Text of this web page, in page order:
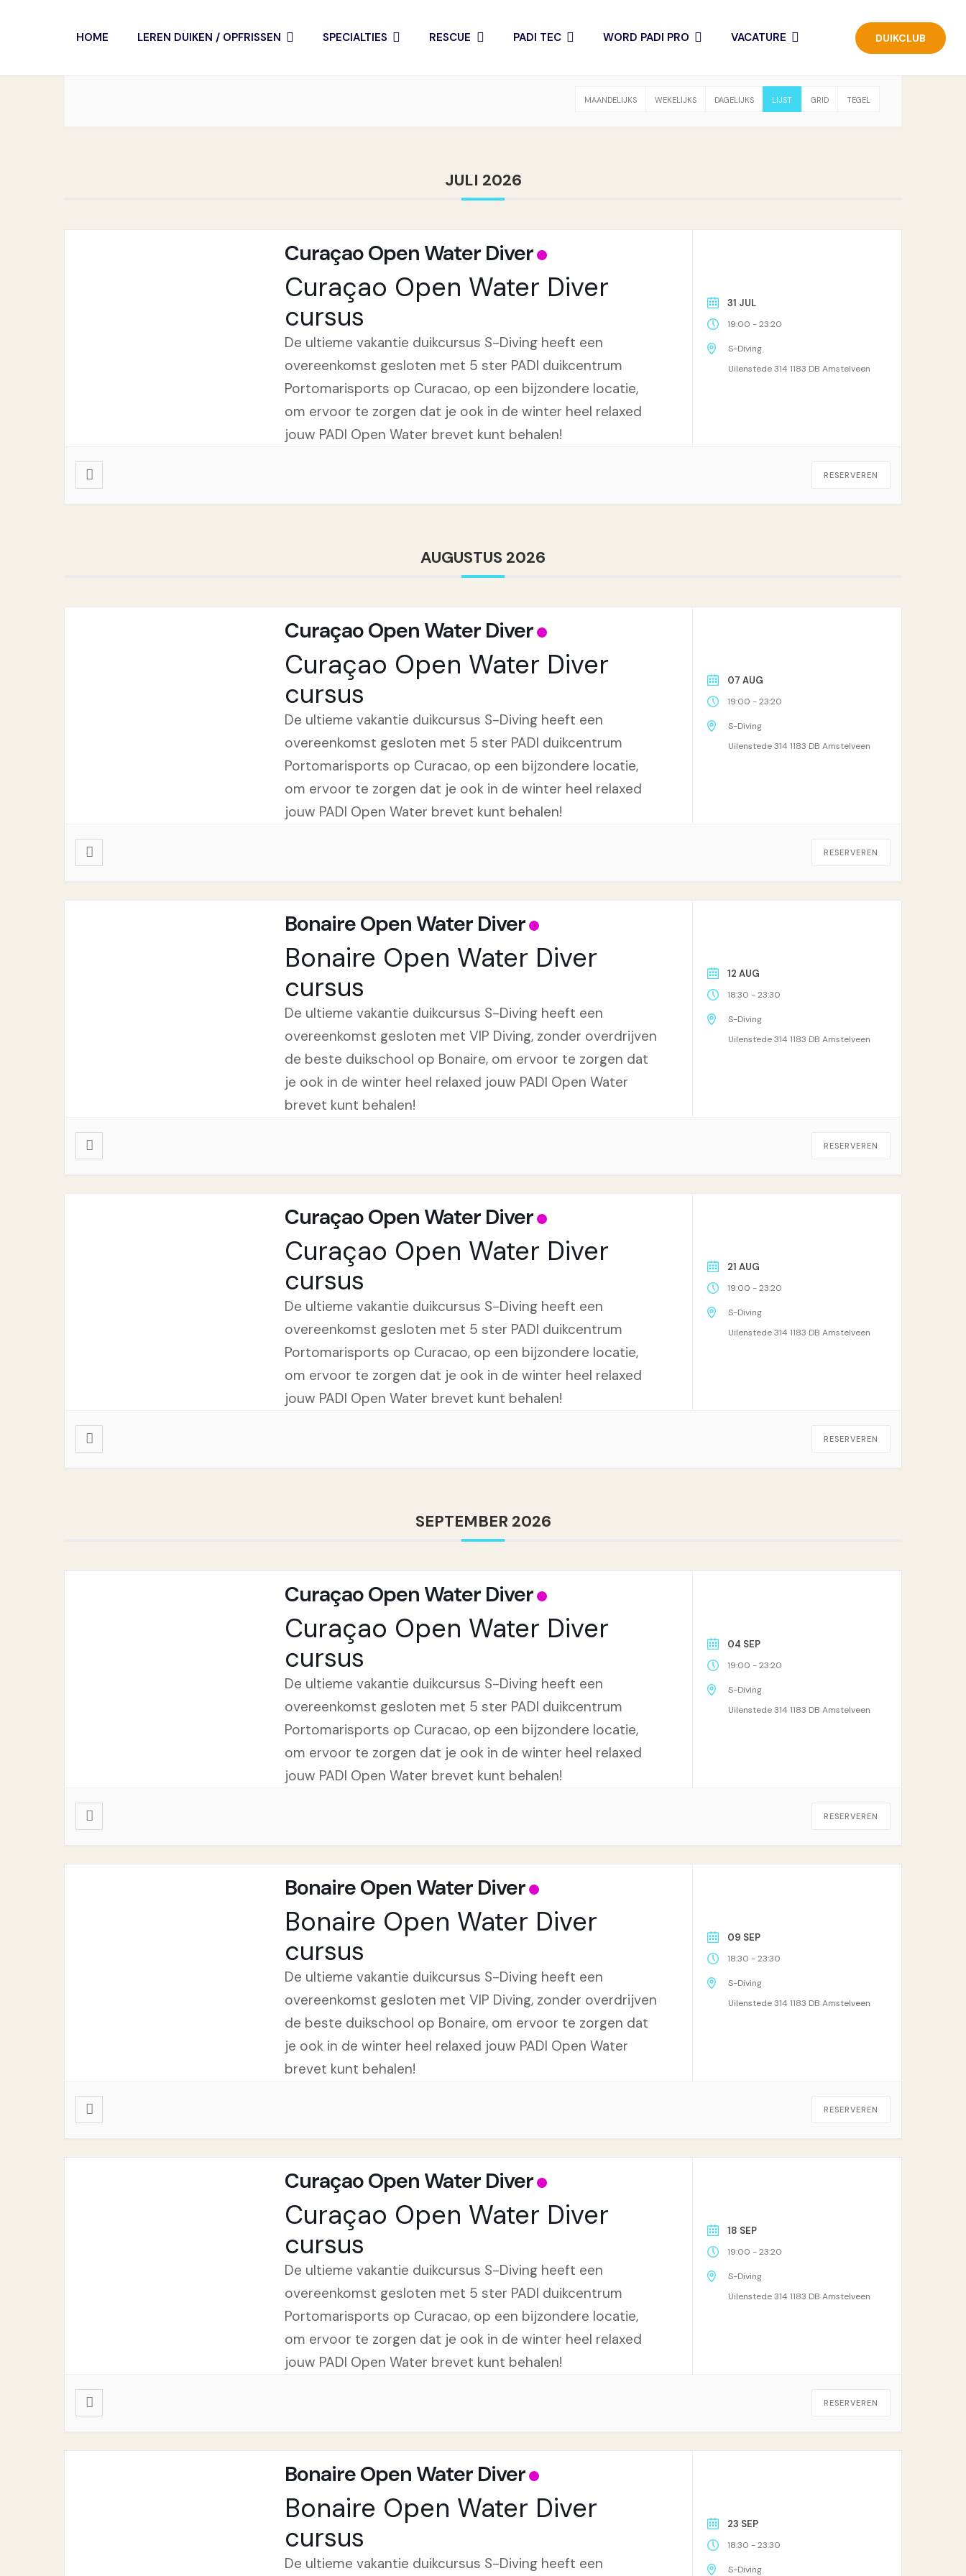
HOME LEREN DUIKEN / OPFRISSEN SPECIALTIES RESCUE PADI TEC WORD PADI PRO VACATURE DUIKCLUB
Vakantiecursus
MAANDELIJKS WEKELIJKS DAGELIJKS LIJST GRID TEGEL
JULI 2026
Curaçao Open Water Diver
Curaçao Open Water Diver
cursus
De ultieme vakantie duikcursus S-Diving heeft een
overeenkomst gesloten met 5 ster PADI duikcentrum
Portomarisports op Curacao, op een bijzondere locatie,
om ervoor te zorgen dat je ook in de winter heel relaxed
jouw PADI Open Water brevet kunt behalen!
31 JUL
19:00 -23:20
S-Diving
Uilenstede 314 1183 DB Amstelveen
RESERVEREN
AUGUSTUS 2026
Curaçao Open Water Diver
Curaçao Open Water Diver
cursus
De ultieme vakantie duikcursus S-Diving heeft een
overeenkomst gesloten met 5 ster PADI duikcentrum
Portomarisports op Curacao, op een bijzondere locatie,
om ervoor te zorgen dat je ook in de winter heel relaxed
jouw PADI Open Water brevet kunt behalen!
07 AUG
19:00 -23:20
S-Diving
Uilenstede 314 1183 DB Amstelveen
RESERVEREN
Bonaire Open Water Diver
Bonaire Open Water Diver
cursus
De ultieme vakantie duikcursus S-Diving heeft een
overeenkomst gesloten met VIP Diving, zonder overdrijven
de beste duikschool op Bonaire, om ervoor te zorgen dat
je ook in de winter heel relaxed jouw PADI Open Water
brevet kunt behalen!
12 AUG
18:30 -23:30
S-Diving
Uilenstede 314 1183 DB Amstelveen
RESERVEREN
Curaçao Open Water Diver
Curaçao Open Water Diver
cursus
De ultieme vakantie duikcursus S-Diving heeft een
overeenkomst gesloten met 5 ster PADI duikcentrum
Portomarisports op Curacao, op een bijzondere locatie,
om ervoor te zorgen dat je ook in de winter heel relaxed
jouw PADI Open Water brevet kunt behalen!
21 AUG
19:00 -23:20
S-Diving
Uilenstede 314 1183 DB Amstelveen
RESERVEREN
SEPTEMBER 2026
Curaçao Open Water Diver
Curaçao Open Water Diver
cursus
De ultieme vakantie duikcursus S-Diving heeft een
overeenkomst gesloten met 5 ster PADI duikcentrum
Portomarisports op Curacao, op een bijzondere locatie,
om ervoor te zorgen dat je ook in de winter heel relaxed
jouw PADI Open Water brevet kunt behalen!
04 SEP
19:00 -23:20
S-Diving
Uilenstede 314 1183 DB Amstelveen
RESERVEREN
Bonaire Open Water Diver
Bonaire Open Water Diver
cursus
De ultieme vakantie duikcursus S-Diving heeft een
overeenkomst gesloten met VIP Diving, zonder overdrijven
de beste duikschool op Bonaire, om ervoor te zorgen dat
je ook in de winter heel relaxed jouw PADI Open Water
brevet kunt behalen!
09 SEP
18:30 -23:30
S-Diving
Uilenstede 314 1183 DB Amstelveen
RESERVEREN
Curaçao Open Water Diver
Curaçao Open Water Diver
cursus
De ultieme vakantie duikcursus S-Diving heeft een
overeenkomst gesloten met 5 ster PADI duikcentrum
Portomarisports op Curacao, op een bijzondere locatie,
om ervoor te zorgen dat je ook in de winter heel relaxed
jouw PADI Open Water brevet kunt behalen!
18 SEP
19:00 -23:20
S-Diving
Uilenstede 314 1183 DB Amstelveen
RESERVEREN
Bonaire Open Water Diver
Bonaire Open Water Diver
cursus
De ultieme vakantie duikcursus S-Diving heeft een
23 SEP
18:30 -23:30
S-Diving